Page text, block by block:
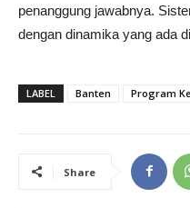
penanggung jawabnya.
dengan dinamika yang ada
LABEL Banten Program
Share